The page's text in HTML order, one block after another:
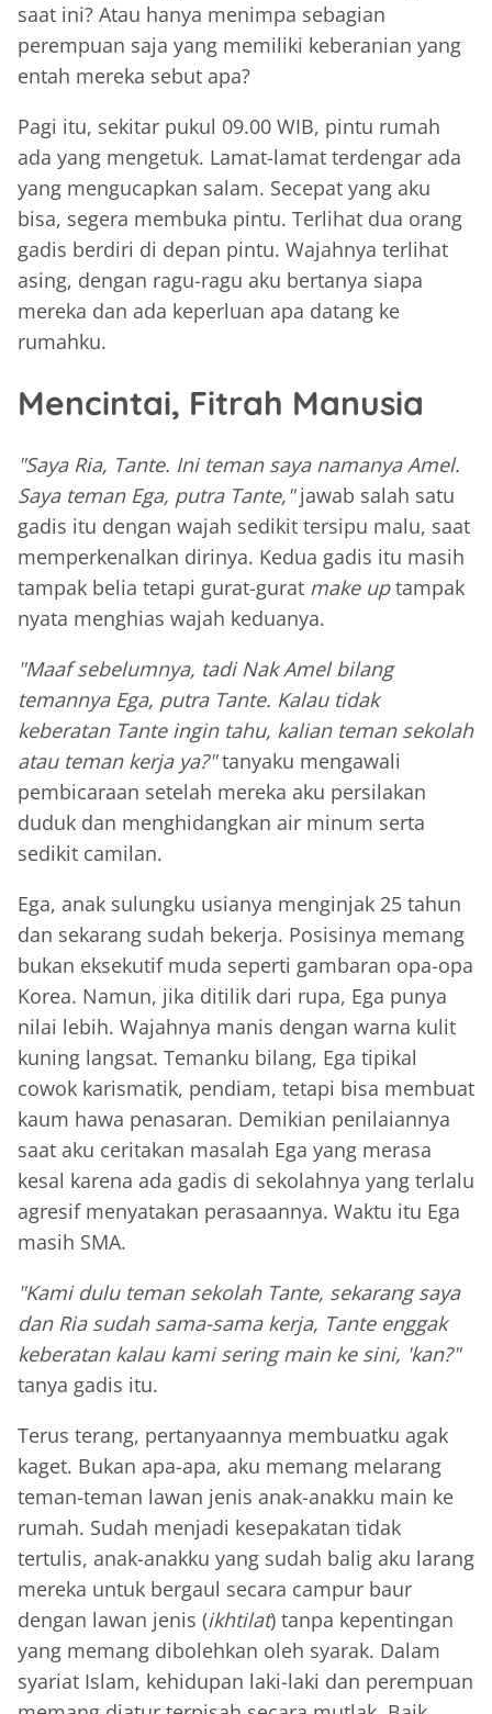
saat ini? Atau hanya menimpa sebagian
perempuan saja yang memiliki keberanian yang
entah mereka sebut apa?
Pagi itu, sekitar pukul 09.00 WIB, pintu rumah
ada yang mengetuk. Lamat-lamat terdengar ada
yang mengucapkan salam. Secepat yang aku
bisa, segera membuka pintu. Terlihat dua orang
gadis berdiri di depan pintu. Wajahnya terlihat
asing, dengan ragu-ragu aku bertanya siapa
mereka dan ada keperluan apa datang ke
rumahku.
Mencintai, Fitrah Manusia
"Saya Ria, Tante. Ini teman saya namanya Amel.
Saya teman Ega, putra Tante,"jawab salah satu
gadis itu dengan wajah sedikit tersipu malu, saat
memperkenalkan dirinya. Kedua gadis itu masih
tampak belia tetapi gurat-gurat make uptampak
nyata menghias wajah keduanya.
"Maaf sebelumnya, tadi Nak Amel bilang
temannya Ega, putra Tante. Kalau tidak
keberatan Tante ingin tahu, kalian teman sekolah
atau teman kerja ya?"tanyaku mengawali
pembicaraan setelah mereka aku persilakan
duduk dan menghidangkan air minum serta
sedikit camilan.
Ega, anak sulungku usianya menginjak 25 tahun
dan sekarang sudah bekerja. Posisinya memang
bukan eksekutif muda seperti gambaran opa-opa
Korea. Namun, jika ditilik dari rupa, Ega punya
nilai lebih. Wajahnya manis dengan warna kulit
kuning langsat. Temanku bilang, Ega tipikal
cowok karismatik, pendiam, tetapi bisa membuat
kaum hawa penasaran. Demikian penilaiannya
saat aku ceritakan masalah Ega yang merasa
kesal karena ada gadis di sekolahnya yang terlalu
agresif menyatakan perasaannya. Waktu itu Ega
masih SMA.
"Kami dulu teman sekolah Tante, sekarang saya
dan Ria sudah sama-sama kerja, Tante enggak
keberatan kalau kami sering main ke sini, 'kan?"
tanya gadis itu.
Terus terang, pertanyaannya membuatku agak
kaget. Bukan apa-apa, aku memang melarang
teman-teman lawan jenis anak-anakku main ke
rumah. Sudah menjadi kesepakatan tidak
tertulis, anak-anakku yang sudah balig aku larang
mereka untuk bergaul secara campur baur
dengan lawan jenis (ikhtilat) tanpa kepentingan
yang memang dibolehkan oleh syarak. Dalam
syariat Islam, kehidupan laki-laki dan perempuan